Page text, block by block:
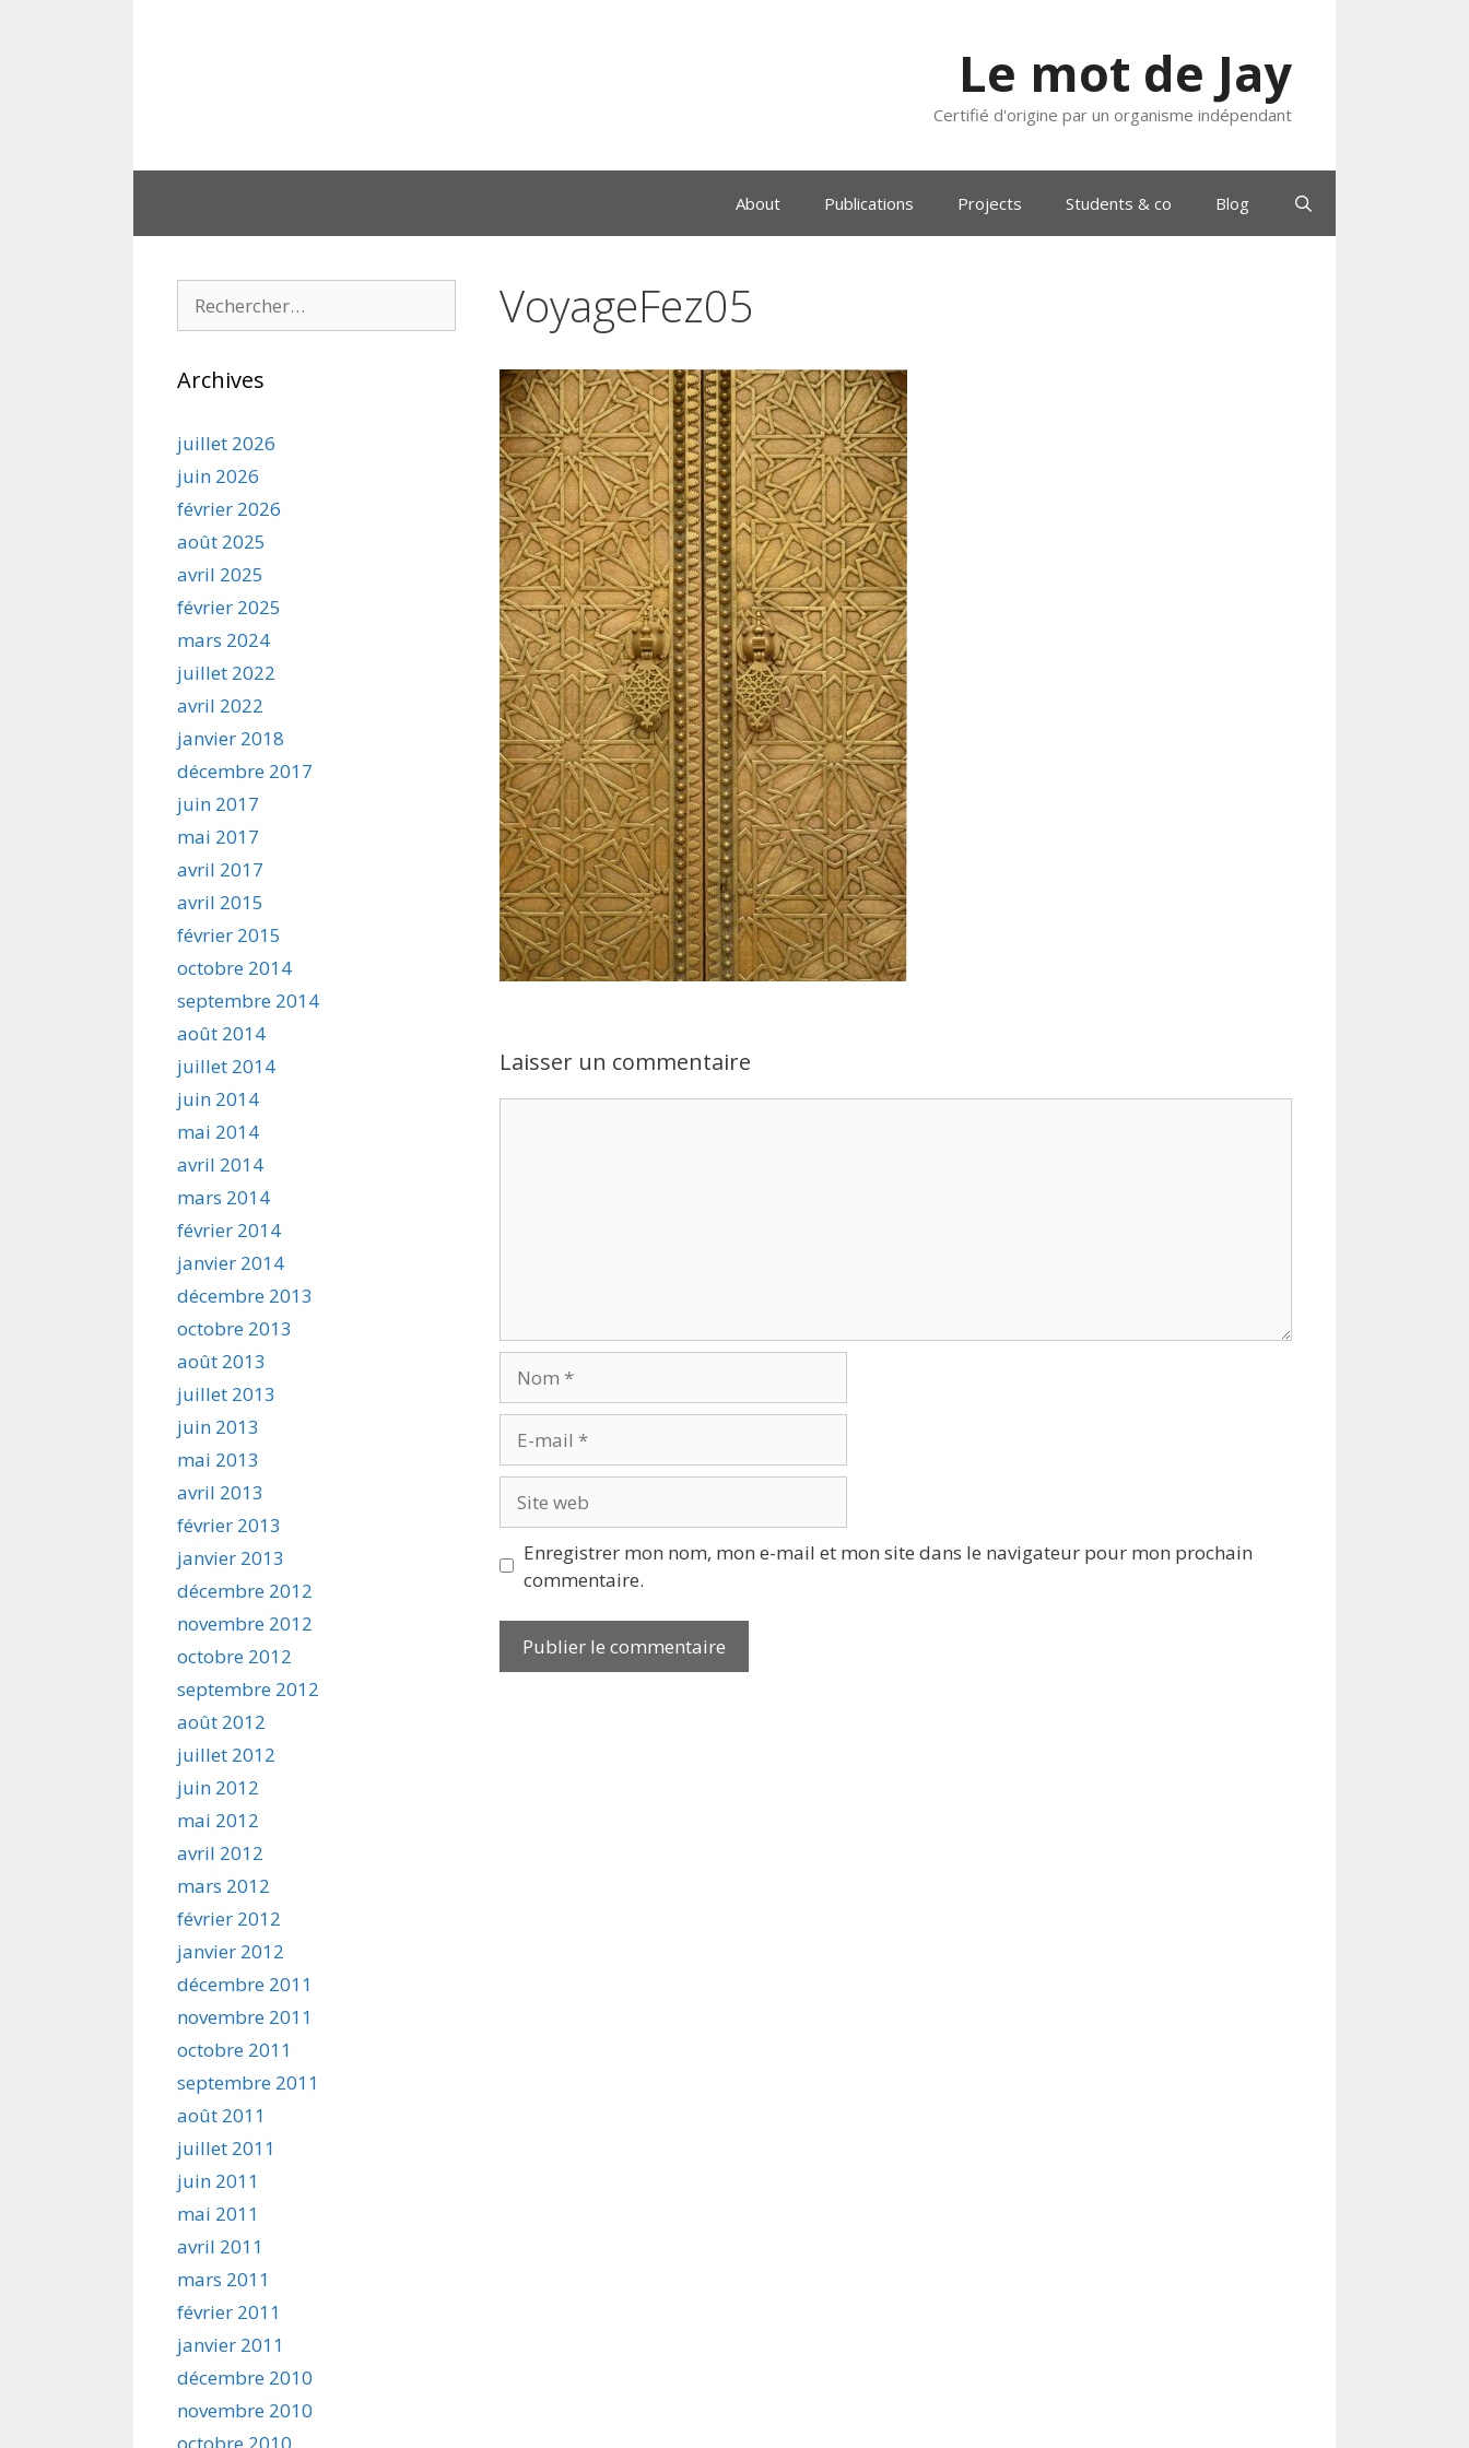
Le mot de Jay
Certifié d'origine par un organisme indépendant
About Publications Projects Students & co Blog
VoyageFez05
Laisser un commentaire
mail
web
Enregistrer mon nom, mon e-mail et mon site dans le navigateur pour mon prochain
commentaire.
Archives
juillet 2026
juin 2026
février 2026
août 2025
avril 2025
février 2025
mars 2024
juillet 2022
avril 2022
janvier 2018
décembre 2017
juin 2017
mai 2017
avril 2017
avril 2015
février 2015
octobre 2014
septembre 2014
août 2014
juillet 2014
juin 2014
mai 2014
avril 2014
mars 2014
février 2014
janvier 2014
décembre 2013
octobre 2013
août 2013
juillet 2013
juin 2013
mai 2013
avril 2013
février 2013
janvier 2013
décembre 2012
novembre 2012
octobre 2012
septembre 2012
août 2012
juillet 2012
juin 2012
mai 2012
avril 2012
mars 2012
février 2012
janvier 2012
décembre 2011
novembre 2011
octobre 2011
septembre 2011
août 2011
juillet 2011
juin 2011
mai 2011
avril 2011
mars 2011
février 2011
janvier 2011
décembre 2010
novembre 2010